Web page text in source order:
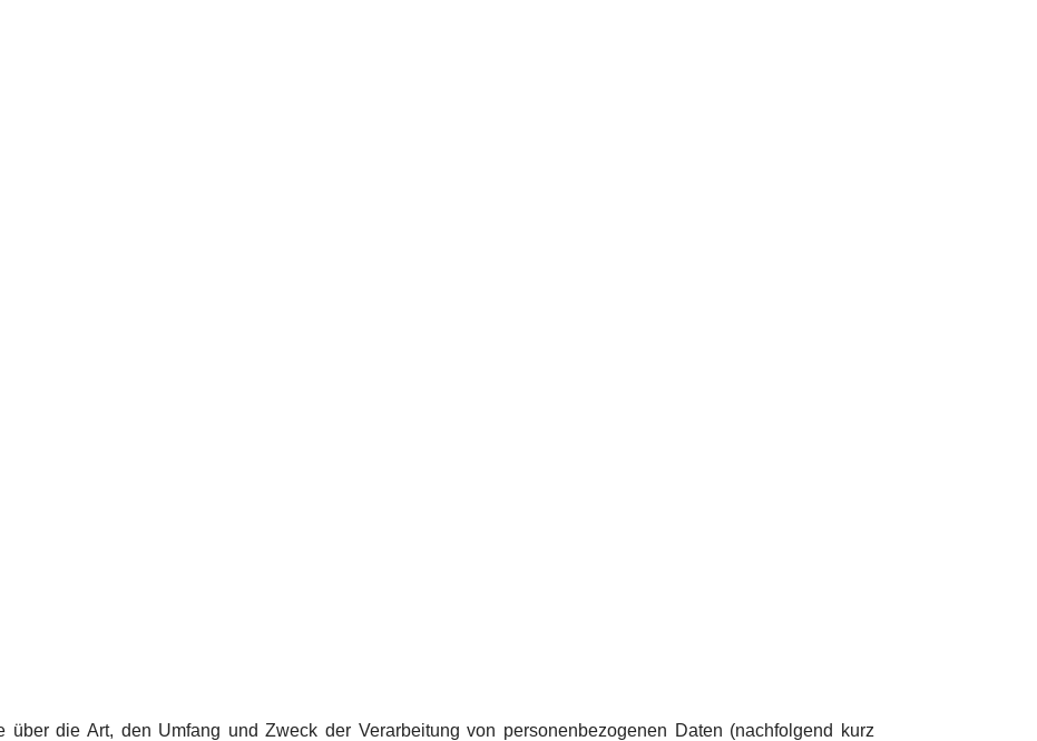
über die Art, den Umfang und Zweck der Verarbeitung von personenbezogenen Daten (nachfolgend kurz